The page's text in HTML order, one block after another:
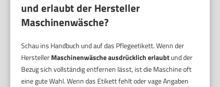
und erlaubt der Hersteller
Maschinenwäsche?
Schau ins Handbuch und auf das Pflegeetikett. Wenn der
HerstellerMaschinenwäsche ausdrücklich erlaubtund der
Bezug sich vollständig entfernen lässt, ist die Maschine oft
eine gute Wahl. Wenn das Etikett fehlt oder vage Angaben